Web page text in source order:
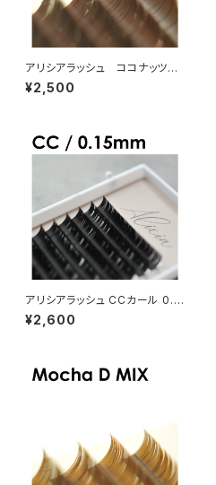
アリシアラッシュ ココナッツブ
ラウンJカールMIX
¥2,500
アリシアラッシュ CCカール 0.2
0mm
¥2,600